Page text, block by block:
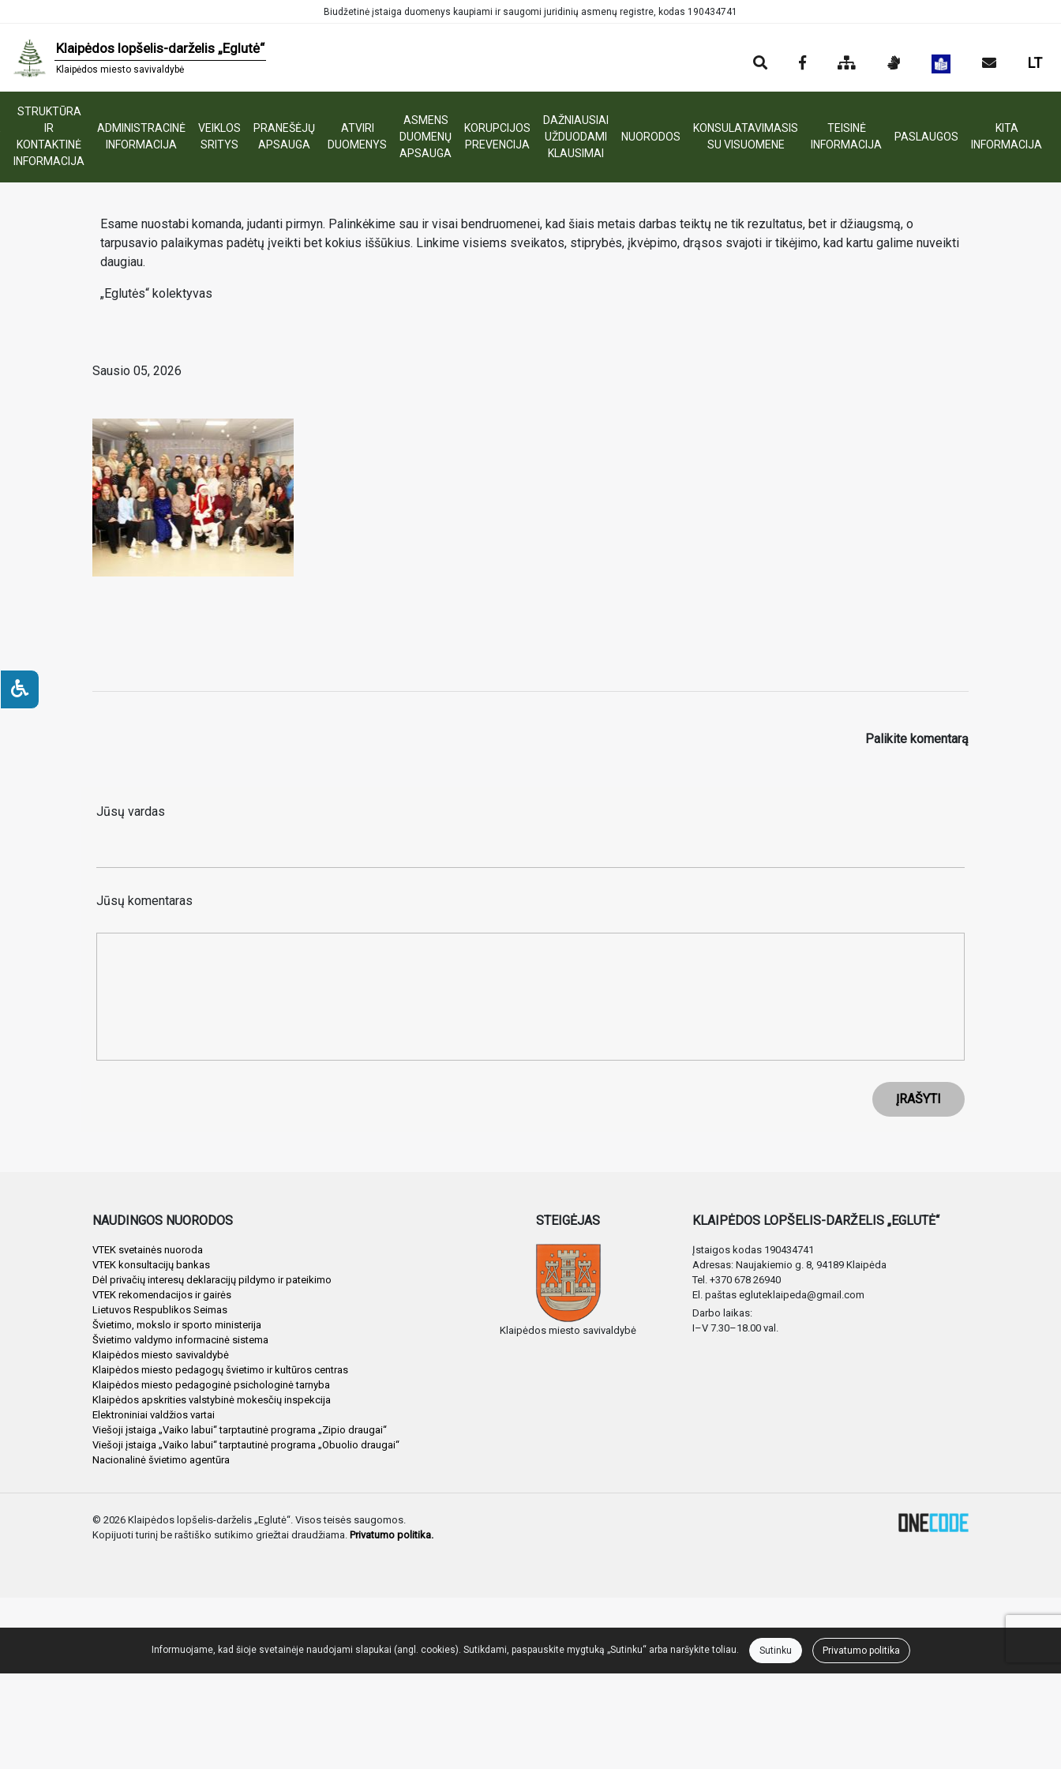
Biudžetinė įstaiga duomenys kaupiami ir saugomi juridinių asmenų registre, kodas 190434741
Klaipėdos lopšelis-darželis „Eglutė“
Klaipėdos miesto savivaldybė LT
STRUKTŪRA
IR
KONTAKTINĖ
INFORMACIJA
ADMINISTRACINĖ
INFORMACIJA
VEIKLOS
SRITYS
PRANEŠĖJŲ
APSAUGA
ATVIRI
DUOMENYS
ASMENS
DUOMENŲ
APSAUGA
KORUPCIJOS
PREVENCIJA
DAŽNIAUSIAI
UŽDUODAMI
KLAUSIMAI
NUORODOS
KONSULATAVIMASIS
SU VISUOMENE
TEISINĖ
INFORMACIJA
PASLAUGOS
KITA
INFORMACIJA
SU NAUJAISIAIS 2026 METAIS!
Esame nuostabi komanda, judanti pirmyn. Palinkėkime sau ir visai bendruomenei, kad šiais metais darbas teiktų ne tik rezultatus, bet ir džiaugsmą, o
tarpusavio palaikymas padėtų įveikti bet kokius iššūkius. Linkime visiems sveikatos, stiprybės, įkvėpimo, drąsos svajoti ir tikėjimo, kad kartu galime nuveikti
daugiau.
„Eglutės“ kolektyvas
Sausio 05, 2026
Palikite komentarą
Jūsų vardas
Jūsų komentaras
ĮRAŠYTI
NAUDINGOS NUORODOS
VTEK svetainės nuoroda
VTEK konsultacijų bankas
Dėl privačių interesų deklaracijų pildymo ir pateikimo
VTEK rekomendacijos ir gairės
Lietuvos Respublikos Seimas
Švietimo, mokslo ir sporto ministerija
Švietimo valdymo informacinė sistema
Klaipėdos miesto savivaldybė
Klaipėdos miesto pedagogų švietimo ir kultūros centras
Klaipėdos miesto pedagoginė psichologinė tarnyba
Klaipėdos apskrities valstybinė mokesčių inspekcija
Elektroniniai valdžios vartai
Viešoji įstaiga „Vaiko labui“ tarptautinė programa „Zipio draugai“
Viešoji įstaiga „Vaiko labui“ tarptautinė programa „Obuolio draugai“
Nacionalinė švietimo agentūra
STEIGĖJAS
Klaipėdos miesto savivaldybė
KLAIPĖDOS LOPŠELIS-DARŽELIS „EGLUTĖ“
Įstaigos kodas 190434741
Adresas: Naujakiemio g. 8, 94189 Klaipėda
Tel. +370 678 26940
El. paštas egluteklaipeda@gmail.com
Darbo laikas:
I–V 7.30–18.00 val.
© 2026 Klaipėdos lopšelis-darželis „Eglutė“. Visos teisės saugomos.
Kopijuoti turinį be raštiško sutikimo griežtai draudžiama. Privatumo politika.
Informuojame, kad šioje svetainėje naudojami slapukai (angl. cookies). Sutikdami, paspauskite mygtuką „Sutinku“ arba naršykite toliau. Sutinku Privatumo politika